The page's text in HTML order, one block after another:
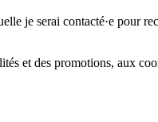
je serai contacté·e pour
et des promotions, aux